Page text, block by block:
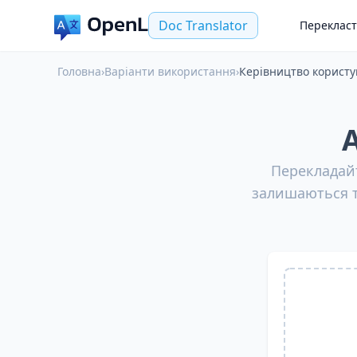
Doc Translator
Головна›Варіанти використання›Керівництво
залишаються